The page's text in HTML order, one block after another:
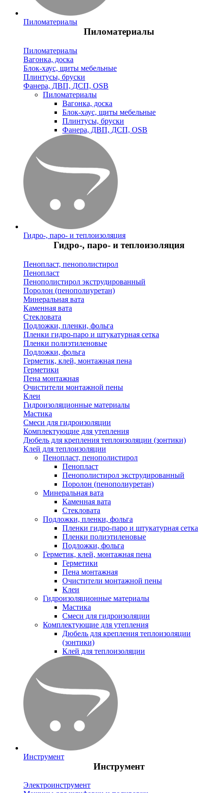
Пиломатериалы
Пиломатериалы
Пиломатериалы
Вагонка, доска
Блок-хаус, щиты мебельные
Плинтусы, бруски
Фанера, ДВП, ДСП, OSB
Пиломатериалы
Вагонка, доска
Блок-хаус, щиты мебельные
Плинтусы, бруски
Фанера, ДВП, ДСП, OSB
Гидро-, паро- и теплоизоляция
Гидро-, паро- и теплоизоляция
Пенопласт, пенополистирол
Пенопласт
Пенополистирол экструдированный
Поролон (пенополиуретан)
Минеральная вата
Каменная вата
Стекловата
Подложки, пленки, фольга
Пленки гидро-паро и штукатурная сетка
Пленки полиэтиленовые
Подложки, фольга
Герметик, клей, монтажная пена
Герметики
Пена монтажная
Очистители монтажной пены
Клеи
Гидроизоляционные материалы
Мастика
Смеси для гидроизоляции
Комплектующие для утепления
Дюбель для крепления теплоизоляции (зонтики)
Клей для теплоизоляции
Пенопласт, пенополистирол
Пенопласт
Пенополистирол экструдированный
Поролон (пенополиуретан)
Минеральная вата
Каменная вата
Стекловата
Подложки, пленки, фольга
Пленки гидро-паро и штукатурная сетка
Пленки полиэтиленовые
Подложки, фольга
Герметик, клей, монтажная пена
Герметики
Пена монтажная
Очистители монтажной пены
Клеи
Гидроизоляционные материалы
Мастика
Смеси для гидроизоляции
Комплектующие для утепления
Дюбель для крепления теплоизоляции
(зонтики)
Клей для теплоизоляции
Инструмент
Инструмент
Электроинструмент